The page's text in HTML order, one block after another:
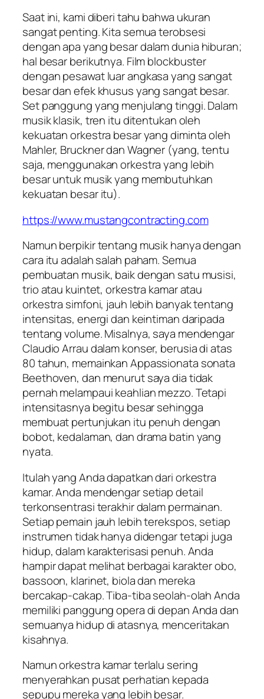
Saat ini, kami diberi tahu bahwa ukuran
sangat penting. Kita semua terobsesi
dengan apa yang besar dalam dunia hiburan;
hal besar berikutnya. Film blockbuster
dengan pesawat luar angkasa yang sangat
besar dan efek khusus yang sangat besar.
Set panggung yang menjulang tinggi. Dalam
musik klasik, tren itu ditentukan oleh
kekuatan orkestra besar yang diminta oleh
Mahler, Bruckner dan Wagner (yang, tentu
saja, menggunakan orkestra yang lebih
besar untuk musik yang membutuhkan
kekuatan besar itu).
https://www.mustangcontracting.com
Namun berpikir tentang musik hanya dengan
cara itu adalah salah paham. Semua
pembuatan musik, baik dengan satu musisi,
trio atau kuintet, orkestra kamar atau
orkestra simfoni, jauh lebih banyak tentang
intensitas, energi dan keintiman daripada
tentang volume. Misalnya, saya mendengar
Claudio Arrau dalam konser, berusia di atas
80 tahun, memainkan Appassionata sonata
Beethoven, dan menurut saya dia tidak
pernah melampaui keahlian mezzo. Tetapi
intensitasnya begitu besar sehingga
membuat pertunjukan itu penuh dengan
bobot, kedalaman, dan drama batin yang
nyata.
Itulah yang Anda dapatkan dari orkestra
kamar. Anda mendengar setiap detail
terkonsentrasi terakhir dalam permainan.
Setiap pemain jauh lebih terekspos, setiap
instrumen tidak hanya didengar tetapi juga
hidup, dalam karakterisasi penuh. Anda
hampir dapat melihat berbagai karakter obo,
bassoon, klarinet, biola dan mereka
bercakap-cakap. Tiba-tiba seolah-olah Anda
memiliki panggung opera di depan Anda dan
semuanya hidup di atasnya, menceritakan
kisahnya.
Namun orkestra kamar terlalu sering
menyerahkan pusat perhatian kepada
sepupu mereka yang lebih besar.